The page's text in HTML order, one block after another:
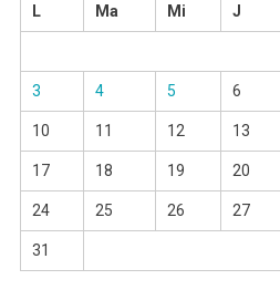
L
Ma Mi J
3 4 5 6
10 11 12 13
17 18 19 20
24 25 26 27
31